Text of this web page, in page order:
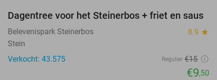
37%
Dagentree voor het Steinerbos + friet en saus
Belevenispark Steinerbos 8.9 star
Stein
Verkocht: 43.575
Regulier €15
€9,50